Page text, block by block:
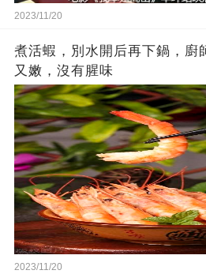
2023/11/20
煮活蝦，別水開后再下鍋，廚
又嫩，沒有腥味
2023/11/20